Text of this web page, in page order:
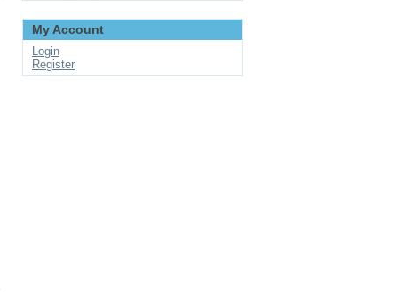
My Account
Login
Register